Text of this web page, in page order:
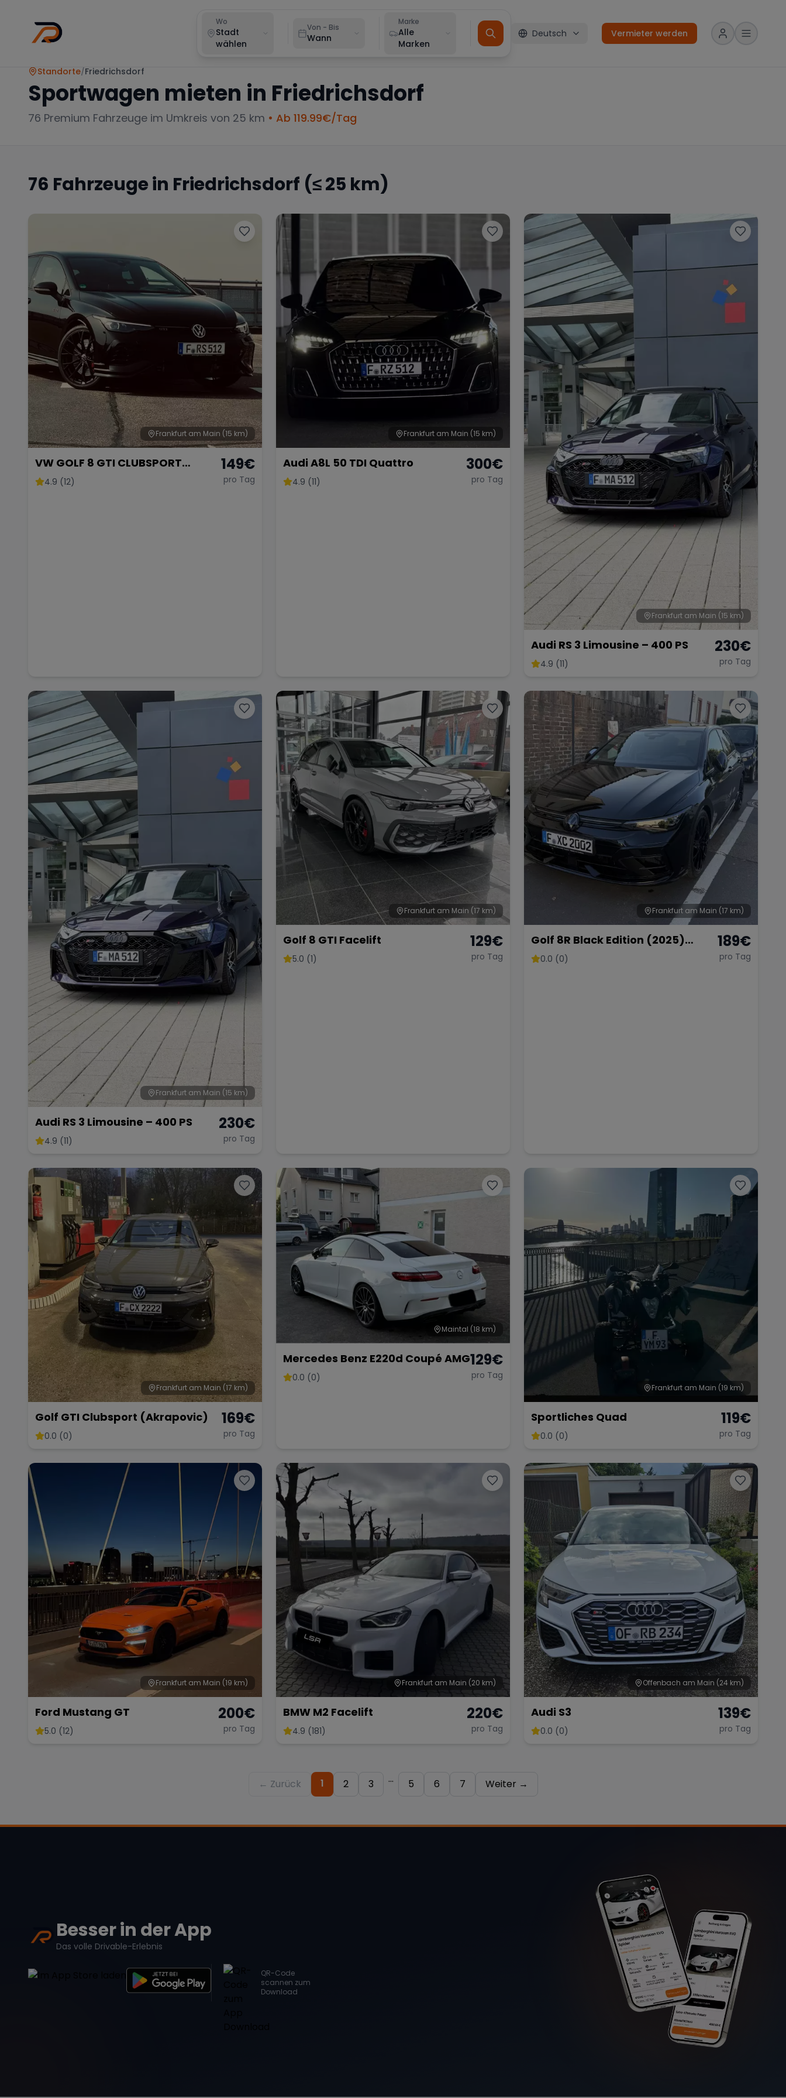
Wo
Stadt
wählen
Von - Bis
Wann
Marke
Alle
Marken
Deutsch Vermieter werden
Standorte/Friedrichsdorf
Sportwagen mieten in Friedrichsdorf
76 Premium Fahrzeuge im Umkreis von 25 km • Ab 119.99€/Tag
76 Fahrzeuge in Friedrichsdorf (≤ 25 km)
Frankfurt am Main (15 km)
VW GOLF 8 GTI CLUBSPORT
AKRAPOVIC
4.9 (12)
149€
pro Tag
Frankfurt am Main (15 km)
Audi A8L 50 TDI Quattro
4.9 (11)
300€
pro Tag
Frankfurt am Main (15 km)
Audi RS 3 Limousine – 400 PS
4.9 (11)
230€
pro Tag
Frankfurt am Main (15 km)
Audi RS 3 Limousine – 400 PS
4.9 (11)
230€
pro Tag
Frankfurt am Main (17 km)
Golf 8 GTI Facelift
5.0 (1)
129€
pro Tag
Frankfurt am Main (17 km)
Golf 8R Black Edition (2025)
Vollausstattung
0.0 (0)
189€
pro Tag
Frankfurt am Main (17 km)
Golf GTI Clubsport (Akrapovic)
0.0 (0)
169€
pro Tag
Maintal (18 km)
Mercedes Benz E220d Coupé AMG
0.0 (0)
129€
pro Tag
Frankfurt am Main (19 km)
Sportliches Quad
0.0 (0)
119€
pro Tag
Frankfurt am Main (19 km)
Ford Mustang GT
5.0 (12)
200€
pro Tag
Frankfurt am Main (20 km)
BMW M2 Facelift
4.9 (181)
220€
pro Tag
Offenbach am Main (24 km)
Audi S3
0.0 (0)
139€
pro Tag
← Zurück 1 2 3 ... 5 6 7 Weiter →
Besser in der App
Das volle Drivable-Erlebnis
QR-Code
scannen zum
Download